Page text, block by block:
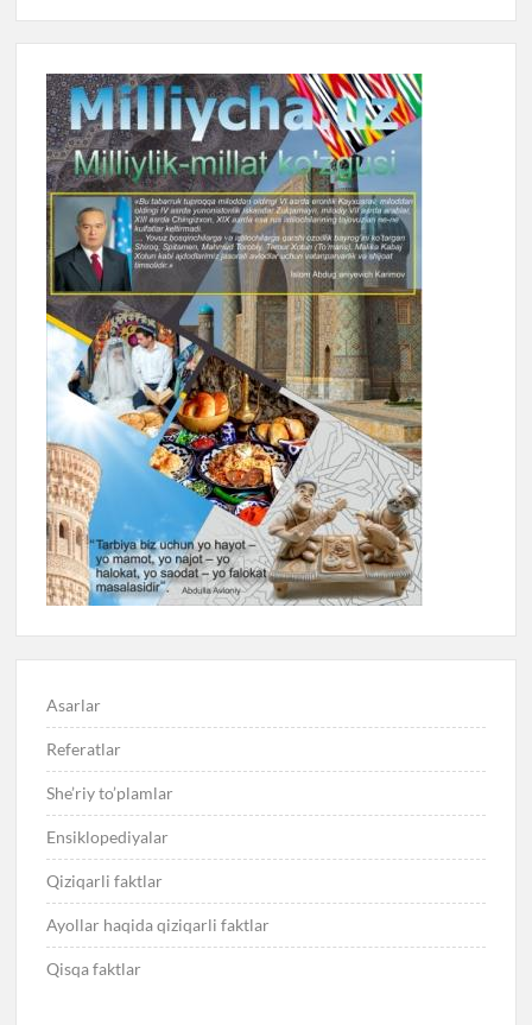
Asarlar
Referatlar
She’riy to’plamlar
Ensiklopediyalar
Qiziqarli faktlar
Ayollar haqida qiziqarli faktlar
Qisqa faktlar